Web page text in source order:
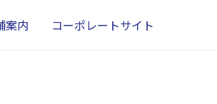
案内 コーポレートサイト